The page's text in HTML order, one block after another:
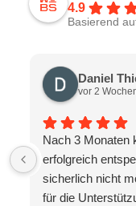
4.9
Basierend
Daniel
vor 2
Nach 3 Monaten
erfolgreich
sicherlich nicht
für die